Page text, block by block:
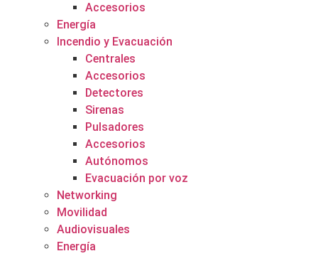
Accesorios
Energía
Incendio y Evacuación
Centrales
Accesorios
Detectores
Sirenas
Pulsadores
Accesorios
Autónomos
Evacuación por voz
Networking
Movilidad
Audiovisuales
Energía